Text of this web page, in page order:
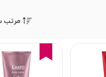
مرتب
15%